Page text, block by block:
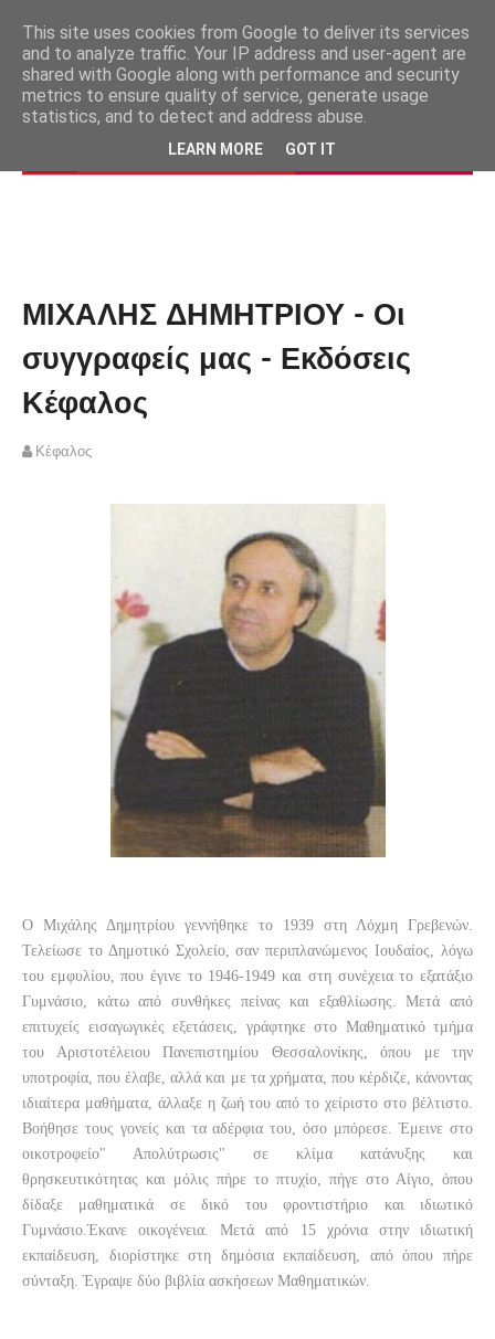
ΜΙΧΑΛΗΣ ΔΗΜΗΤΡΙΟΥ - Οι
συγγραφείς μας - Εκδόσεις
Κέφαλος
Κέφαλος
Ο Μιχάλης Δημητρίου γεννήθηκε το 1939 στη Λόχμη Γρεβενών.
Τελείωσε το Δημοτικό Σχολείο, σαν περιπλανώμενος Ιουδαίος, λόγω
του εμφυλίου, που έγινε το 1946-1949 και στη συνέχεια το εξατάξιο
Γυμνάσιο, κάτω από συνθήκες πείνας και εξαθλίωσης. Μετά από
επιτυχείς εισαγωγικές εξετάσεις, γράφτηκε στο Μαθηματικό τμήμα
του Αριστοτέλειου Πανεπιστημίου Θεσσαλονίκης, όπου με την
υποτροφία, που έλαβε, αλλά και με τα χρήματα, που κέρδιζε, κάνοντας
ιδιαίτερα μαθήματα, άλλαξε η ζωή του από το χείριστο στο βέλτιστο.
Βοήθησε τους γονείς και τα αδέρφια του, όσο μπόρεσε. Έμεινε στο
οικοτροφείο" Απολύτρωσις" σε κλίμα κατάνυξης και
θρησκευτικότητας και μόλις πήρε το πτυχίο, πήγε στο Αίγιο, όπου
δίδαξε μαθηματικά σε δικό του φροντιστήριο και ιδιωτικό
Γυμνάσιο.Έκανε οικογένεια. Μετά από 15 χρόνια στην ιδιωτική
εκπαίδευση, διορίστηκε στη δημόσια εκπαίδευση, από όπου πήρε
σύνταξη. Έγραψε δύο βιβλία ασκήσεων Μαθηματικών.
This site uses cookies from Google to deliver its services
and to analyze traffic. Your IP address and user-agent are
shared with Google along with performance and security
metrics to ensure quality of service, generate usage
statistics, and to detect and address abuse.
LEARN MORE GOT IT